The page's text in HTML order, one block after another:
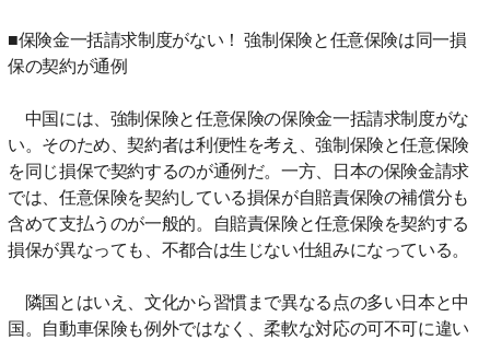
■保険金一括請求制度がない！ 強制保険と任意保険は同一損
保の契約が通例
中国には、強制保険と任意保険の保険金一括請求制度がな
い。そのため、契約者は利便性を考え、強制保険と任意保険
を同じ損保で契約するのが通例だ。一方、日本の保険金請求
では、任意保険を契約している損保が自賠責保険の補償分も
含めて支払うのが一般的。自賠責保険と任意保険を契約する
損保が異なっても、不都合は生じない仕組みになっている。
隣国とはいえ、文化から習慣まで異なる点の多い日本と中
国。自動車保険も例外ではなく、柔軟な対応の可不可に違い